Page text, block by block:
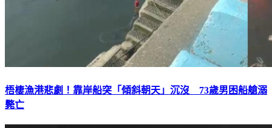
梧棲漁港悲劇！靠岸船突「傾斜朝天」沉沒 73歲男困船艙溺
斃亡